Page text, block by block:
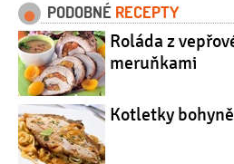
PODOBNÉ RECEPTY
Roláda z
meruňkami
Kotletky